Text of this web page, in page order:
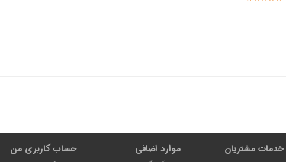
خدمات مشتریان موارد اضافی حساب کاربری من